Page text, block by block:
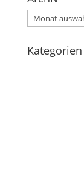
Archiv
Kategorien